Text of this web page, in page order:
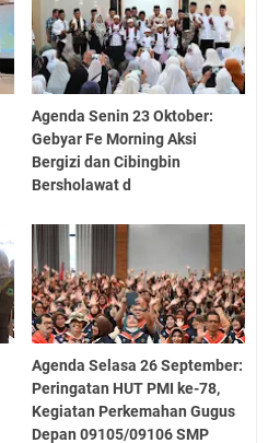
Agenda Senin 23 Oktober:
Gebyar Fe Morning Aksi
Bergizi dan Cibingbin
Bersholawat d
Agenda Selasa 26 September:
Peringatan HUT PMI ke-78,
Kegiatan Perkemahan Gugus
Depan 09105/09106 SMP